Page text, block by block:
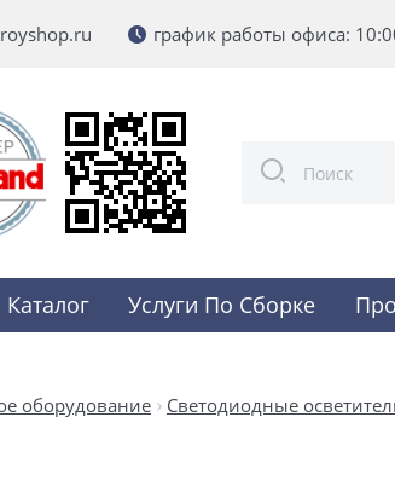
график работы офиса:
Каталог Услуги По Сборке
оборудование Светодиодные